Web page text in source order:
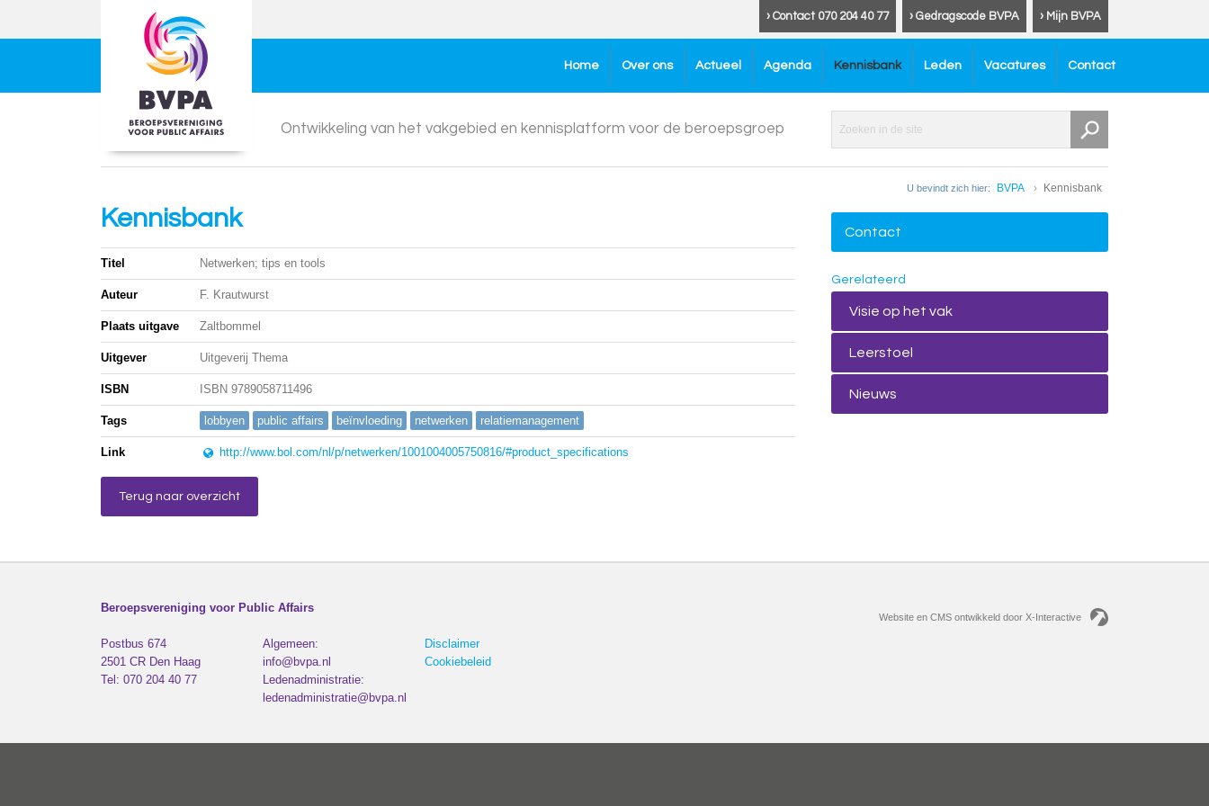
› Mijn BVPA
› Gedragscode BVPA
› Contact 070 204 40 77
Home Over ons Actueel Agenda Kennisbank Leden Vacatures Contact
Ontwikkeling van het vakgebied en kennisplatform voor de beroepsgroep
U bevindt zich hier: BVPA Kennisbank
Kennisbank
Titel Netwerken; tips en tools
Auteur F. Krautwurst
Plaats uitgave Zaltbommel
Uitgever Uitgeverij Thema
ISBN ISBN 9789058711496
Tags lobbyen public affairs beïnvloeding netwerken relatiemanagement
Link http://www.bol.com/nl/p/netwerken/1001004005750816/#product_specifications
Terug naar overzicht
Contact
Gerelateerd
Visie op het vak
Leerstoel
Nieuws
Beroepsvereniging voor Public Affairs
Postbus 674
2501 CR Den Haag
Tel: 070 204 40 77
Algemeen:
info@bvpa.nl
Ledenadministratie:
ledenadministratie@bvpa.nl
Disclaimer
Cookiebeleid
Website en CMS ontwikkeld door X-Interactive